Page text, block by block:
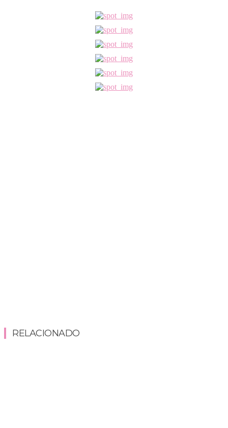
RELACIONADO